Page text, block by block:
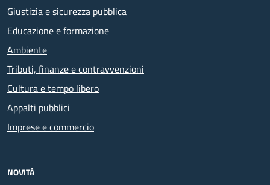
Giustizia e sicurezza pubblica
Educazione e formazione
Ambiente
Tributi, finanze e contravvenzioni
Cultura e tempo libero
Appalti pubblici
Imprese e commercio
NOVITÀ